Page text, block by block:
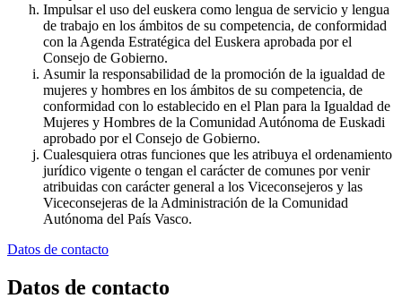
Impulsar el uso del euskera como lengua de servicio y lengua
de trabajo en los ámbitos de su competencia, de conformidad
con la Agenda Estratégica del Euskera aprobada por el
Consejo de Gobierno.
Asumir la responsabilidad de la promoción de la igualdad de
mujeres y hombres en los ámbitos de su competencia, de
conformidad con lo establecido en el Plan para la Igualdad de
Mujeres y Hombres de la Comunidad Autónoma de Euskadi
aprobado por el Consejo de Gobierno.
Cualesquiera otras funciones que les atribuya el ordenamiento
jurídico vigente o tengan el carácter de comunes por venir
atribuidas con carácter general a los Viceconsejeros y las
Viceconsejeras de la Administración de la Comunidad
Autónoma del País Vasco.
Datos de contacto
Datos de contacto